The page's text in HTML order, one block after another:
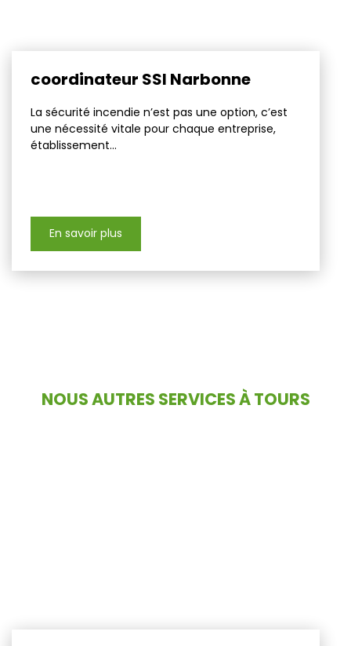
coordinateur SSI Narbonne
La sécurité incendie n’est pas une option, c’est
une nécessité vitale pour chaque entreprise,
établissement...
En savoir plus
NOUS AUTRES SERVICES À TOURS